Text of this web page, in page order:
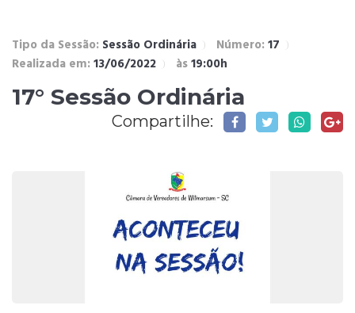
Tipo da Sessão: Sessão Ordinária Número:17
Realizada em:13/06/2022 às19:00h
17° Sessão Ordinária
Compartilhe: